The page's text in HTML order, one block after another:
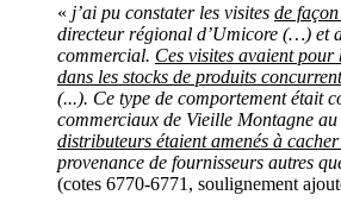
« j’ai pu constater les visites de
directeur régional d’Umicore (…) et
commercial. Ces visites avaient pour
dans les stocks de produits
(...). Ce type de comportement était
commerciaux de Vieille Montagne
distributeurs étaient amenés à
provenance de fournisseurs autres
(cotes 6770-6771, soulignement